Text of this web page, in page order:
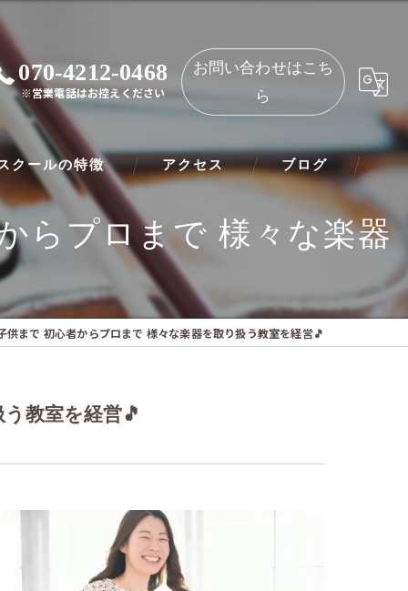
070-4212-0468
※営業電話はお控えください
お問い合わせはこち
ら
クールの特徴
ト
ネット
アクセス
NAOMIミュージックスクール 都島教室
NAOMIミュージックスクール 守口教室
ブログ
らプロまで 様々な楽器
供まで 初心者からプロまで 様々な楽器を取り扱う教室を経営🎵
教室を経営🎵